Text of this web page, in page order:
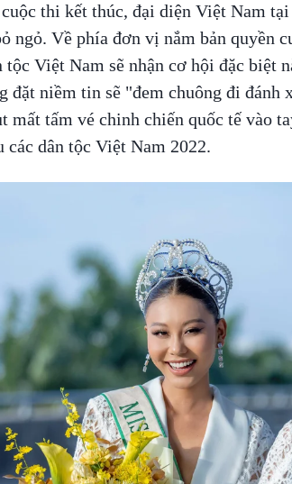
thi kết thúc, đại diện Việt Nam
ngỏ. Về phía đơn vị nắm bản quyền
tộc Việt Nam sẽ nhận cơ hội đặc biệt
đặt niềm tin sẽ "đem chuông đi đánh
mất tấm vé chinh chiến quốc tế vào
các dân tộc Việt Nam 2022.